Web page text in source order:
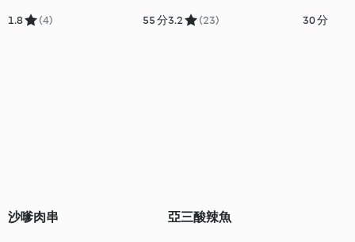
1.8 (4) 55 分3.2 (23) 30 分
沙嗲肉串 亞三酸辣魚